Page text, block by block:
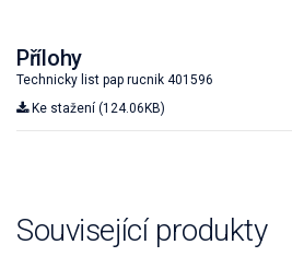
Přílohy
Technicky list pap rucnik 401596
Ke stažení (124.06KB)
Související produkty